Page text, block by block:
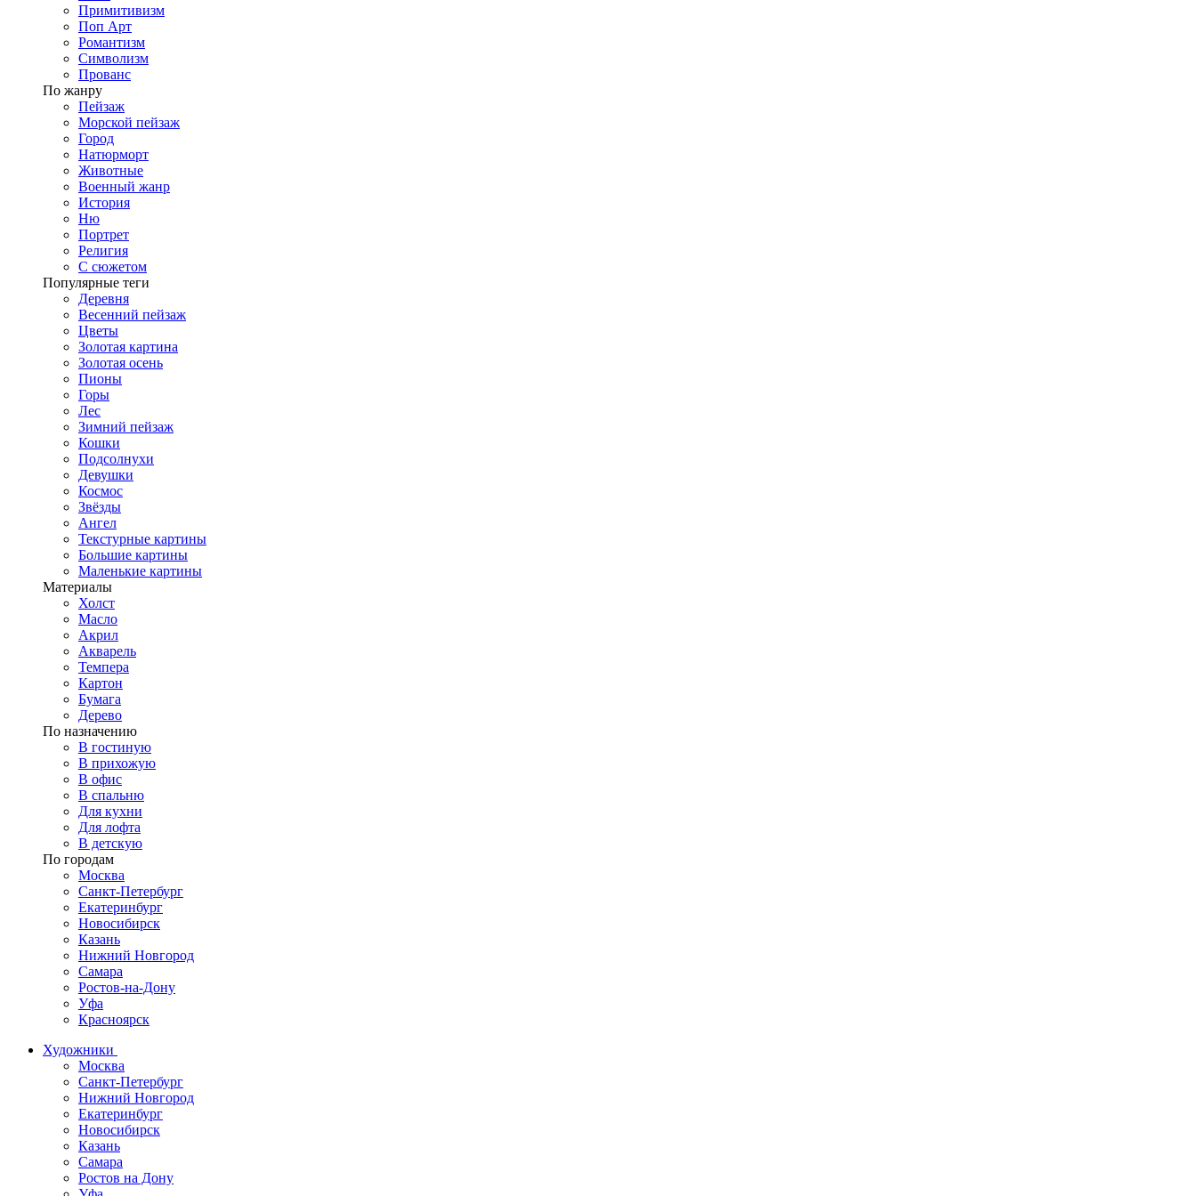
Примитивизм
Поп Арт
Романтизм
Символизм
Прованс
По жанру
Пейзаж
Морской пейзаж
Город
Натюрморт
Животные
Военный жанр
История
Ню
Портрет
Религия
С сюжетом
Популярные теги
Деревня
Весенний пейзаж
Цветы
Золотая картина
Золотая осень
Пионы
Горы
Лес
Зимний пейзаж
Кошки
Подсолнухи
Девушки
Космос
Звёзды
Ангел
Текстурные картины
Большие картины
Маленькие картины
Материалы
Холст
Масло
Акрил
Акварель
Темпера
Картон
Бумага
Дерево
По назначению
В гостиную
В прихожую
В офис
В спальню
Для кухни
Для лофта
В детскую
По городам
Москва
Санкт-Петербург
Екатеринбург
Новосибирск
Казань
Нижний Новгород
Самара
Ростов-на-Дону
Уфа
Красноярск
Художники
Москва
Санкт-Петербург
Нижний Новгород
Екатеринбург
Новосибирск
Казань
Самара
Ростов на Дону